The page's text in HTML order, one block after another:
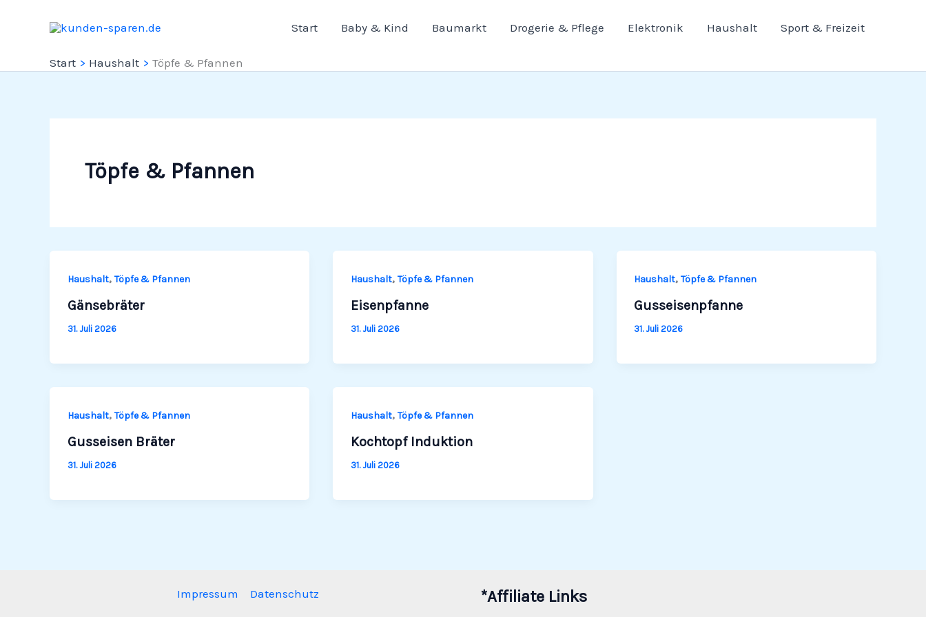
Start Baby & Kind Baumarkt Drogerie & Pflege Elektronik Haushalt Sport & Freizeit
Start Haushalt Töpfe & Pfannen
Töpfe & Pfannen
Haushalt, Töpfe & Pfannen
Gänsebräter
31. Juli 2026
Haushalt, Töpfe & Pfannen
Eisenpfanne
31. Juli 2026
Haushalt,Töpfe & Pfannen
Gusseisenpfanne
31. Juli 2026
Haushalt, Töpfe & Pfannen
Gusseisen Bräter
31. Juli 2026
Haushalt, Töpfe & Pfannen
Kochtopf Induktion
31. Juli 2026
Impressum Datenschutz *Affiliate Links